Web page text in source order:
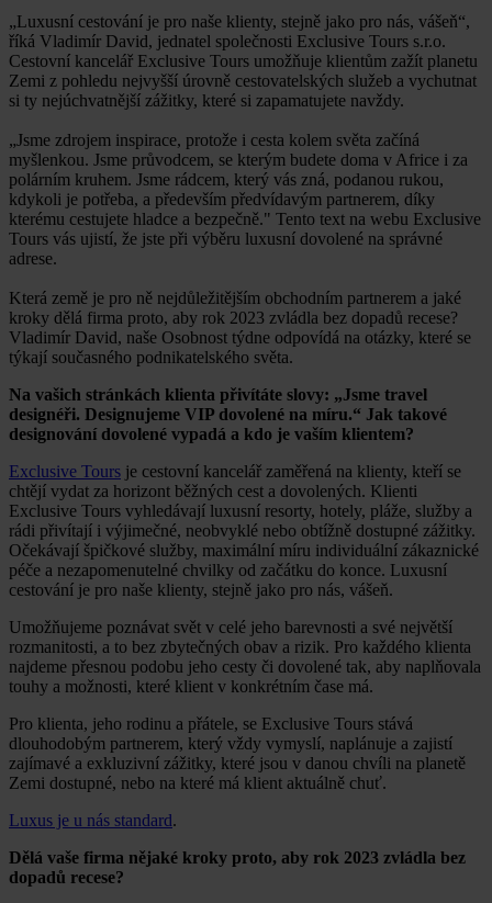
„Luxusní cestování je pro naše klienty, stejně jako pro nás, vášeň“,
říká Vladimír David, jednatel společnosti Exclusive Tours s.r.o.
Cestovní kancelář Exclusive Tours umožňuje klientům zažít planetu
Zemi z pohledu nejvyšší úrovně cestovatelských služeb a vychutnat
si ty nejúchvatnější zážitky, které si zapamatujete navždy.
„Jsme zdrojem inspirace, protože i cesta kolem světa začíná
myšlenkou. Jsme průvodcem, se kterým budete doma v Africe i za
polárním kruhem. Jsme rádcem, který vás zná, podanou rukou,
kdykoli je potřeba, a především předvídavým partnerem, díky
kterému cestujete hladce a bezpečně." Tento text na webu Exclusive
Tours vás ujistí, že jste při výběru luxusní dovolené na správné
adrese.
Která země je pro ně nejdůležitějším obchodním partnerem a jaké
kroky dělá firma proto, aby rok 2023 zvládla bez dopadů recese?
Vladimír David, naše Osobnost týdne odpovídá na otázky, které se
týkají současného podnikatelského světa.
Na vašich stránkách klienta přivítáte slovy: „Jsme travel
designéři. Designujeme VIP dovolené na míru.“ Jak takové
designování dovolené vypadá a kdo je vaším klientem?
Exclusive Tours je cestovní kancelář zaměřená na klienty, kteří se
chtějí vydat za horizont běžných cest a dovolených. Klienti
Exclusive Tours vyhledávají luxusní resorty, hotely, pláže, služby a
rádi přivítají i výjimečné, neobvyklé nebo obtížně dostupné zážitky.
Očekávají špičkové služby, maximální míru individuální zákaznické
péče a nezapomenutelné chvilky od začátku do konce. Luxusní
cestování je pro naše klienty, stejně jako pro nás, vášeň.
Umožňujeme poznávat svět v celé jeho barevnosti a své největší
rozmanitosti, a to bez zbytečných obav a rizik. Pro každého klienta
najdeme přesnou podobu jeho cesty či dovolené tak, aby naplňovala
touhy a možnosti, které klient v konkrétním čase má.
Pro klienta, jeho rodinu a přátele, se Exclusive Tours stává
dlouhodobým partnerem, který vždy vymyslí, naplánuje a zajistí
zajímavé a exkluzivní zážitky, které jsou v danou chvíli na planetě
Zemi dostupné, nebo na které má klient aktuálně chuť.
Luxus je u nás standard.
Dělá vaše firma nějaké kroky proto, aby rok 2023 zvládla bez
dopadů recese?